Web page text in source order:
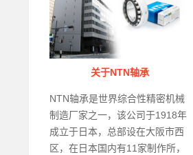
关于NTN轴承
NTN轴承是世界综合性精密机械
制造厂家之一，该公司于1918年
成立于日本，总部设在大阪市西
区，在日本国内有11家制作所，